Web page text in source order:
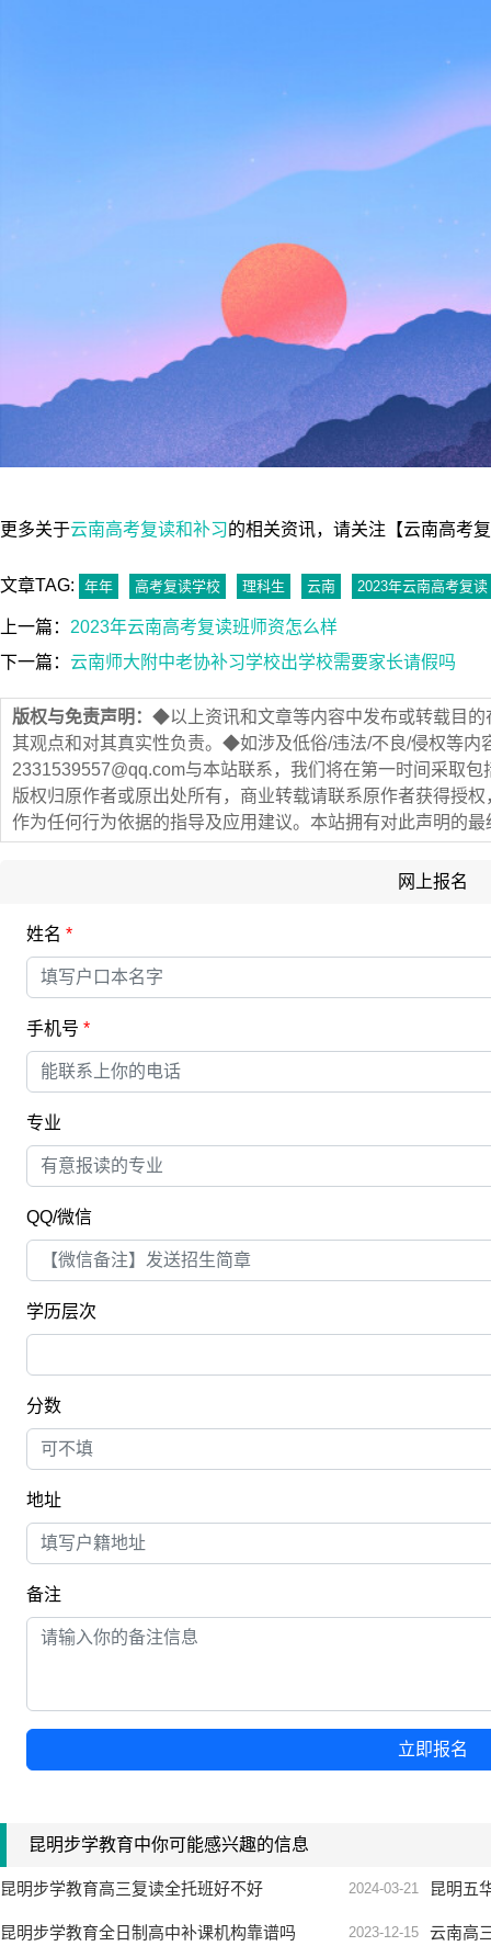
更多关于云南高考复读和补习的相关资讯，请关注【云南高考
文章TAG: 年年 高考复读学校 理科生 云南 2023年云南高考复读
上一篇： 2023年云南高考复读班师资怎么样
下一篇： 云南师大附中老协补习学校出学校需要家长请假吗
版权与免责声明： ◆以上资讯和文章等内容中发布或转载目
其观点和对其真实性负责。◆如涉及低俗/违法/不良/侵权等内
2331539557@qq.com与本站联系，我们将在第一时间采取
版权归原作者或原出处所有，商业转载请联系原作者获得授
作为任何行为依据的指导及应用建议。本站拥有对此声明的最
网上报名
姓名 *
手机号 *
专业
QQ/微信
学历层次
分数
地址
备注
立即报名
昆明步学教育中你可能感兴趣的信息
昆明步学教育高三复读全托班好不好 2024-03-21 昆明五
昆明步学教育全日制高中补课机构靠谱吗 2023-12-15 云南高